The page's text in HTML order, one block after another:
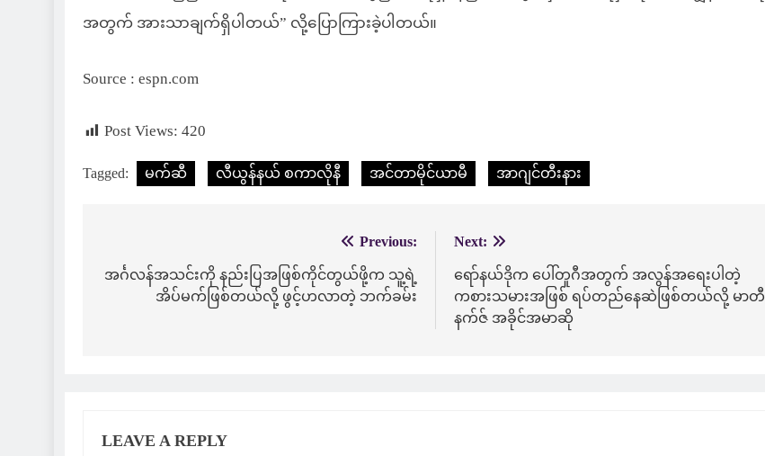
အတွက် အားသာချက်ရှိပါတယ်” လို့ပြောကြားခဲ့ပါတယ်။
Source : espn.com
Post Views: 420
Tagged: မက်ဆီ လီယွန်နယ် စကာလိုနီ အင်တာမိုင်ယာမီ အာဂျင်တီးနား
navigation
Previous:
အင်္ဂလန်အသင်းကို နည်းပြအဖြစ်ကိုင်တွယ်ဖို့က သူ့ရဲ့
အိပ်မက်ဖြစ်တယ်လို့ ဖွင့်ဟလာတဲ့ ဘက်ခမ်း
Next:
ရော်နယ်ဒိုက ပေါ်တူဂီအတွက် အလွန်အရေးပါတဲ့
ကစားသမားအဖြစ် ရပ်တည်နေဆဲဖြစ်တယ်လို့ မာတီ
နက်ဇ် အခိုင်အမာဆို
LEAVE A REPLY